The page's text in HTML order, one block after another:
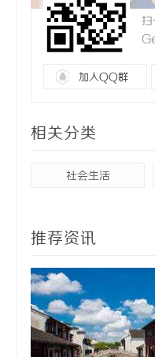
扫
加入QQ群
相关分类
社会生活
推荐资讯